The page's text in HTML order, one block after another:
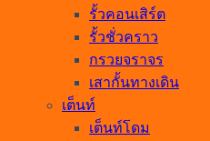
รั้วคอนเสิร์ต
รั้วชั่วคราว
กรวยจราจร
เสากั้นทางเดิน
เต็นท์
เต็นท์โดม